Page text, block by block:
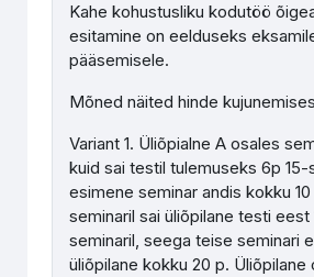
Kahe kohustusliku kodutöö
esitamine on eelduseks
pääsemisele.
Mõned näited hinde
Variant 1. Üliõpialne A osales
kuid sai testil tulemuseks 6p 15-
esimene seminar andis kokku 10
seminaril sai üliõpilane testi eest
seminaril, seega teise seminari
üliõpilane kokku 20 p. Üliõpilane